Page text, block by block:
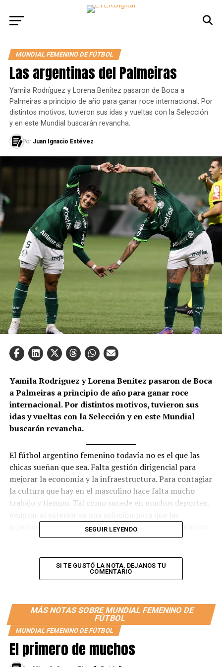
MUNDIAL FEMENINO DE FÚTBOL
Las argentinas del Palmeiras
Yamila Rodríguez y Lorena Benítez pasaron de Boca a
Palmeiras a principio de año para ganar roce internacional. Por
distintos motivos, tuvieron sus idas y vueltas con la Selección
y en este Mundial buscarán revancha.
Por Juan Ignacio Estévez
Yamila Rodríguez y Lorena Benítez pasaron de Boca
a Palmeiras a principio de año para ganar roce
internacional. Por distintos motivos, tuvieron sus
idas y vueltas con la Selección y en este Mundial
buscarán revancha.
El fútbol argentino femenino todavía no es el que las
chicas sueñan que sea. Falta gestión dirigencial para
mejorar la economía y la infraestructura. Para contagiar
la cultura que hay en el masculino hace falta mucho
trabajo y tiempo. Tal como sucede en muchos deportes,
jugadoras progresen desde lo deportivo y lo económico.
de Sao Pablo para tomar rodaje y ritmo de cara al
Mundial Femenino a disputarse en Australia y Nueva
plantel en Boca, donde lograron ser campeonas locales
y dominar el fútbol argentino.
Yamila, nacida en Misiones, la tuvo que luchar toda su
vida para lograr el presente que tiene hoy. Pasó de ser
SEGUIR LEYENDO
SI TE GUSTÓ LA NOTA, DEJANOS TU
COMENTARIO
MÁS NOTAS SOBRE MUNDIAL FEMENINO DE
FÚTBOL
MUNDIAL FEMENINO DE FÚTBOL
El primero de muchos